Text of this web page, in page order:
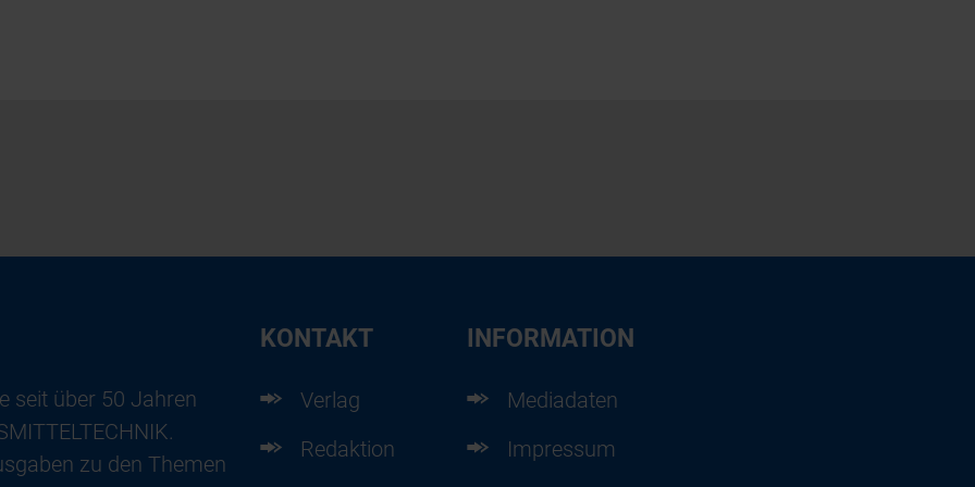
seit über 50 Jahren
zu den Themen
KONTAKT
Verlag
Redaktion
INFORMATION
Mediadaten
Impressum